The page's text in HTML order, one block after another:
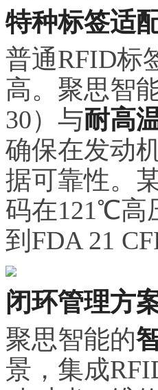
特种标签适
普通RFID标
高。聚思智
30）与耐高
确保在发动
据可靠性。
码在121℃高
到FDA 21
闭环管理方
聚思智能的
景，集成